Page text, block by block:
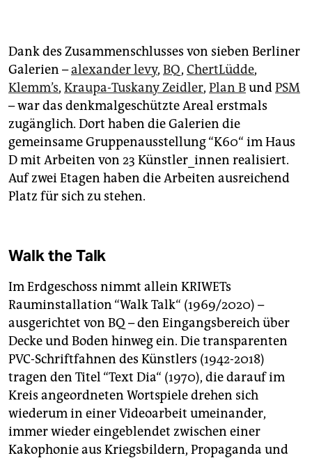
Dank des Zusammenschlusses von sieben Berliner
Galerien –alexander levy, BQ, ChertLüdde,
Klemm’s, Kraupa-Tuskany Zeidler, Plan BundPSM
– war das denkmalgeschützte Areal erstmals
zugänglich. Dort haben die Galerien die
gemeinsame Gruppenausstellung “K60“ im Haus
D mit Arbeiten von 23 Künstler_innen realisiert.
Auf zwei Etagen haben die Arbeiten ausreichend
Platz für sich zu stehen.
Walk the Talk
Im Erdgeschoss nimmt allein KRIWETs
Rauminstallation “Walk Talk“ (1969/2020) –
ausgerichtet von BQ – den Eingangsbereich über
Decke und Boden hinweg ein. Die transparenten
PVC-Schriftfahnen des Künstlers (1942-2018)
tragen den Titel “Text Dia“ (1970), die darauf im
Kreis angeordneten Wortspiele drehen sich
wiederum in einer Videoarbeit umeinander,
immer wieder eingeblendet zwischen einer
Kakophonie aus Kriegsbildern, Propaganda und